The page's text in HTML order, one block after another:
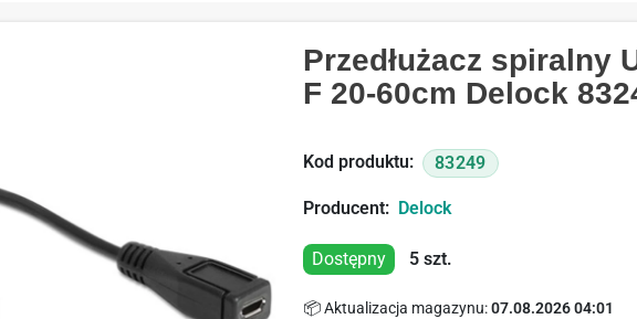
Przedłużacz spiralny
F 20-60cm Delock
Kod produktu: 83249
Producent: Delock
Dostępny 5 szt.
📦 Aktualizacja magazynu:07.08.2026 04:01